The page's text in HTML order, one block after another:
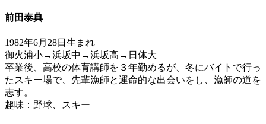
前田泰典
1982年6月28日生まれ
御火浦小→浜坂中→浜坂高→日体大
卒業後、高校の体育講師を３年勤めるが、冬にバイトで行っ
たスキー場で、先輩漁師と運命的な出会いをし、漁師の道を
志す。
趣味：野球、スキー